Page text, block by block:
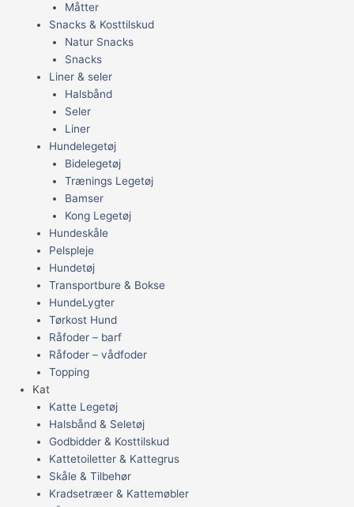
Måtter
Snacks & Kosttilskud
Natur Snacks
Snacks
Liner & seler
Halsbånd
Seler
Liner
Hundelegetøj
Bidelegetøj
Trænings Legetøj
Bamser
Kong Legetøj
Hundeskåle
Pelspleje
Hundetøj
Transportbure & Bokse
HundeLygter
Tørkost Hund
Råfoder – barf
Råfoder – vådfoder
Topping
Kat
Katte Legetøj
Halsbånd & Seletøj
Godbidder & Kosttilskud
Kattetoiletter & Kattegrus
Skåle & Tilbehør
Kradsetræer & Kattemøbler